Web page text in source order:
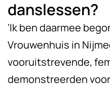
danslessen?
‘Ik ben daarmee
Vrouwenhuis in
vooruitstrevende,
demonstreerden